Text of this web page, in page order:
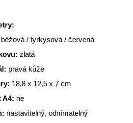
béžová / tyrkysová / červená
zlatá
pravá kůže
18,8 x 12,5 x 7 cm
A4: ne
nastavitelný, odnímatelný